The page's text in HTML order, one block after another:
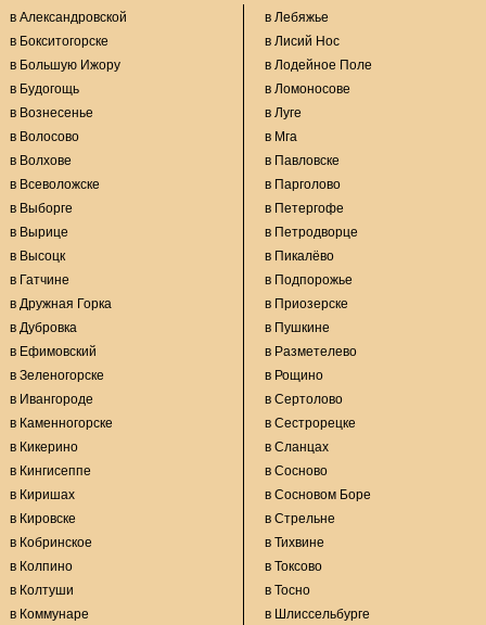
в Александровской
в Бокситогорске
в Большую Ижору
в Будогощь
в Вознесенье
в Волосово
в Волхове
в Всеволожске
в Выборге
в Вырице
в Высоцк
в Гатчине
в Дружная Горка
в Дубровка
в Ефимовский
в Зеленогорске
в Ивангороде
в Каменногорске
в Кикерино
в Кингисеппе
в Киришах
в Кировске
в Кобринское
в Колпино
в Колтуши
в Коммунаре
в Лебяжье
в Лисий Нос
в Лодейное Поле
в Ломоносове
в Луге
в Мга
в Павловске
в Парголово
в Петергофе
в Петродворце
в Пикалёво
в Подпорожье
в Приозерске
в Пушкине
в Разметелево
в Рощино
в Сертолово
в Сестрорецке
в Сланцах
в Сосново
в Сосновом Боре
в Стрельне
в Тихвине
в Токсово
в Тосно
в Шлиссельбурге